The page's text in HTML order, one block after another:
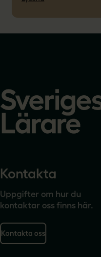
startsidan
Kontakta
Uppgifter om hur du
kontaktar oss finns här.
Kontakta oss